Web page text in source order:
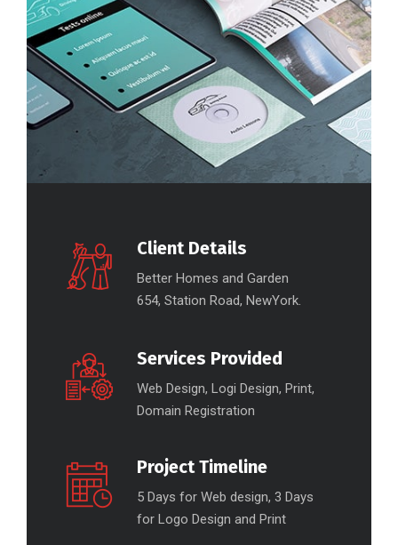
Client Details
Better Homes and Garden
654, Station Road, NewYork.
Services Provided
Web Design, Logi Design, Print,
Domain Registration
Project Timeline
5 Days for Web design, 3 Days
for Logo Design and Print